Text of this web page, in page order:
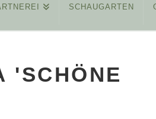
REINHARD
26, 2015
SCHAUGARTEN
'SCHÖNE